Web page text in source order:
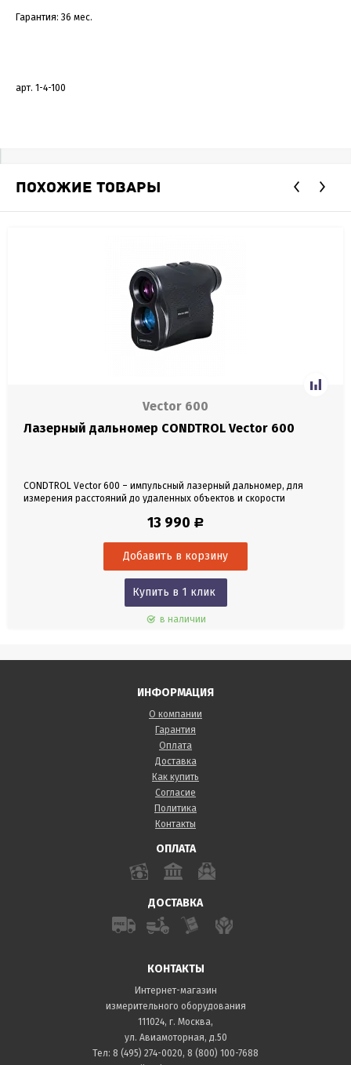
Гарантия: 36 мес.
арт. 1-4-100
ПОХОЖИЕ ТОВАРЫ
Vector 600
Лазерный дальномер CONDTROL Vector 600
CONDTROL Vector 600 – импульсный лазерный дальномер, для
измерения расстояний до удаленных объектов и скорости
увеличением. Высокая точность, широкий температурный
комфортно использовать в различных отраслях.
13 990 Р
Купить в 1 клик
в наличии
ИНФОРМАЦИЯ
О компании
Гарантия
Оплата
Доставка
Как купить
Согласие
Политика
Контакты
ОПЛАТА
ДОСТАВКА
КОНТАКТЫ
Интернет-магазин
измерительного оборудования
111024, г. Москва,
ул. Авиамоторная, д.50
Тел: 8 (495) 274-0020, 8 (800) 100-7688